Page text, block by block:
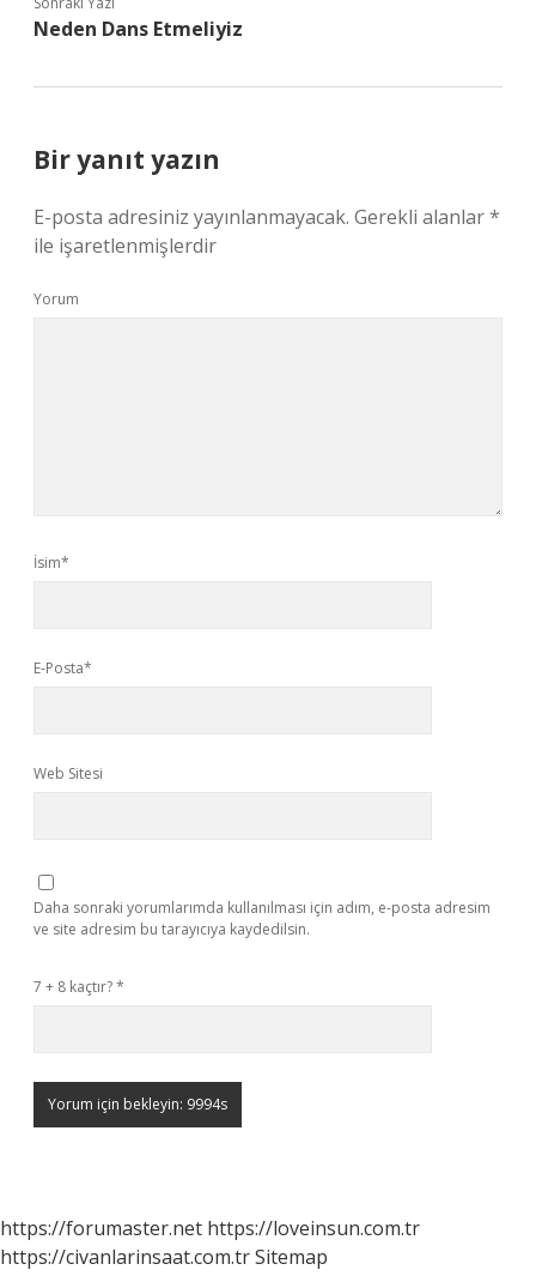
Neden Dans Etmeliyiz
Bir yanıt yazın
E-posta adresiniz yayınlanmayacak. Gerekli alanlar*
ile işaretlenmişlerdir
Yorum
İsim*
E-Posta*
Web Sitesi
Daha sonraki yorumlarımda kullanılması için adım, e-posta adresim
ve site adresim bu tarayıcıya kaydedilsin.
7 + 8 kaçtır?*
https://forumaster.net https://loveinsun.com.tr
https://civanlarinsaat.com.trSitemap